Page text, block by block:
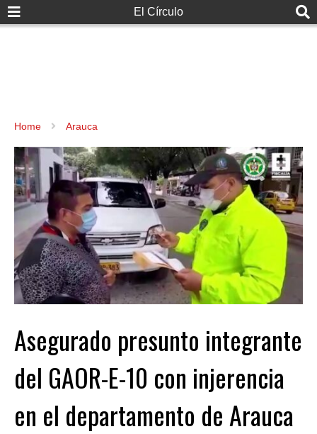
El Círculo
Home Arauca
Asegurado presunto integrante
del GAOR-E-10 con injerencia
en el departamento de Arauca